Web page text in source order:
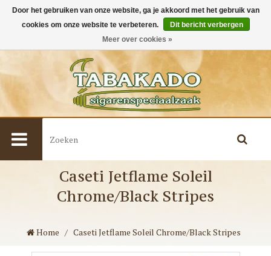
Caseti Jetflame Soleil
Chrome/Black Stripes
Home / Caseti Jetflame Soleil Chrome/Black Stripes
Door het gebruiken van onze website, ga je akkoord met het gebruik van
cookies om onze website te verbeteren.
Dit bericht verbergen
Meer over cookies »